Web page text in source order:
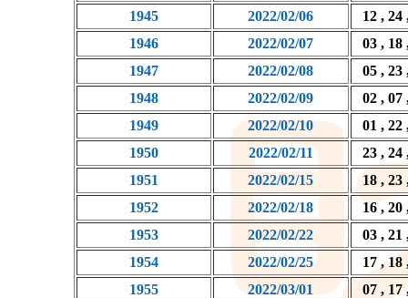
1945
2022/02/06
12 ,
1946
2022/02/07
03 , 18
1947
2022/02/08
05 , 23
1948
2022/02/09
02 , 07
1949
2022/02/10
01 , 22
1950
2022/02/11
23 , 24
1951
2022/02/15
18 ,
1952
2022/02/18
16 ,
1953
2022/02/22
03 , 21
1954
2022/02/25
17 ,
1955
2022/03/01 07 , 17